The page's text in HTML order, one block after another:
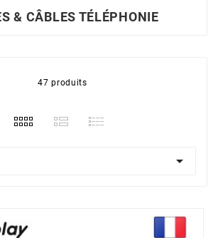
& CÂBLES TÉLÉPHONIE
47 produits
